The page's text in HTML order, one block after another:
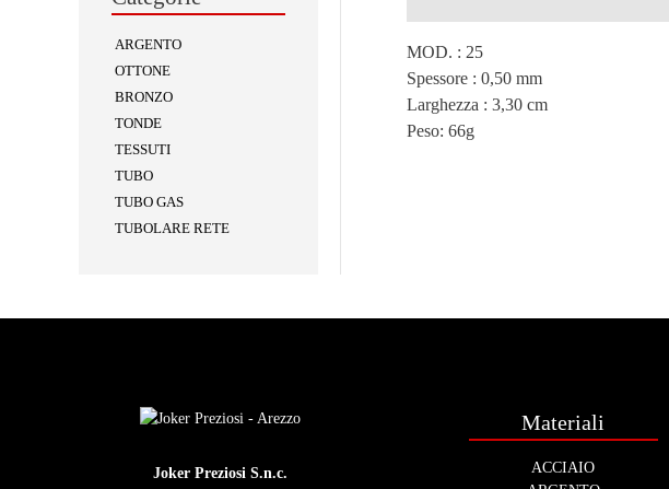
ARGENTO
OTTONE
BRONZO
TONDE
TESSUTI
TUBO
TUBO GAS
TUBOLARE RETE
MOD. : 25
Spessore : 0,50 mm
Larghezza : 3,30 cm
Peso: 66g
Joker Preziosi S.n.c.
Materiali
ACCIAIO